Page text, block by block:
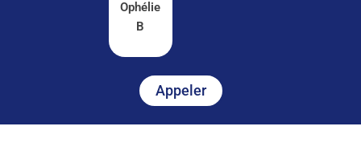
Ophélie
B
Appeler